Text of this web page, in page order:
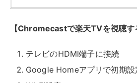
Chromecast、より高画質な4K
Chromecast with Google TV、そ
モデル 価格帯 主な特徴